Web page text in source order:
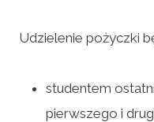
Udzielenie pożyczki
studentem
pierwszego i